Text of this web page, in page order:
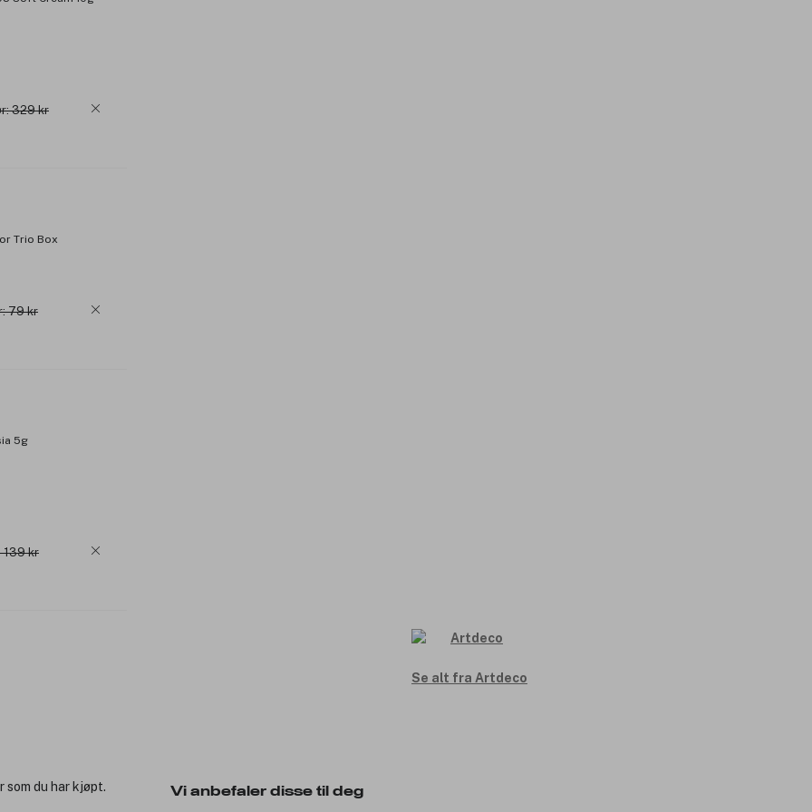
329 kr
Trio Box
79 kr
5g
139 kr
Se alt fra Artdeco
Vi anbefaler disse til deg
du har kjøpt.